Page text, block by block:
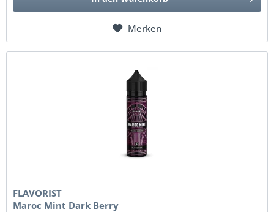
Merken
FLAVORIST
Maroc Mint Dark Berry